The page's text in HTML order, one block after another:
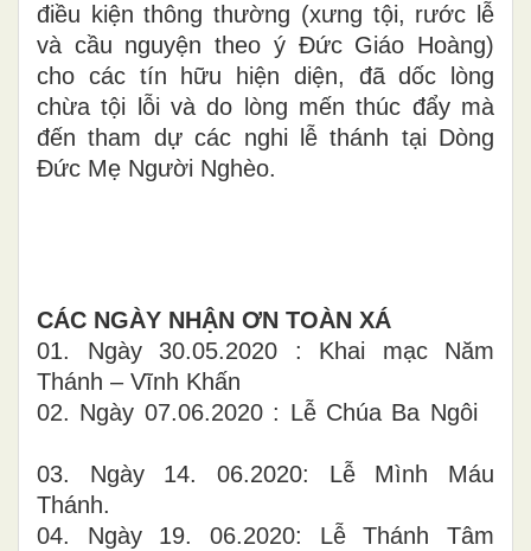
điều kiện thông thường (xưng tội, rước lễ
và cầu nguyện theo ý Đức Giáo Hoàng)
cho các tín hữu hiện diện, đã dốc lòng
chừa tội lỗi và do lòng mến thúc đẩy mà
đến tham dự các nghi lễ thánh tại Dòng
Đức Mẹ Người Nghèo.
CÁC NGÀY NHẬN ƠN TOÀN XÁ
01. Ngày 30.05.2020 : Khai mạc Năm
Thánh – Vĩnh Khấn
02. Ngày 07.06.2020 : Lễ Chúa Ba Ngôi
03. Ngày 14. 06.2020: Lễ Mình Máu
Thánh.
04. Ngày 19. 06.2020: Lễ Thánh Tâm